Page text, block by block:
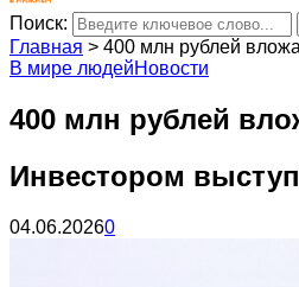
Поиск:
Главная > 400 млн рублей
В мире людейНовости
400 млн рублей
Инвестором
04.06.20260